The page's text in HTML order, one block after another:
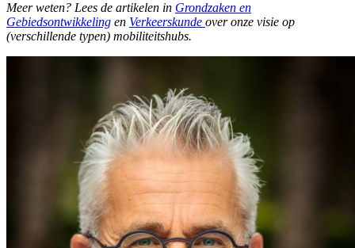
Meer weten? Lees de artikelen in Grondzaken en
Gebiedsontwikkeling en Verkeerskunde over onze visie op
(verschillende typen) mobiliteitshubs.